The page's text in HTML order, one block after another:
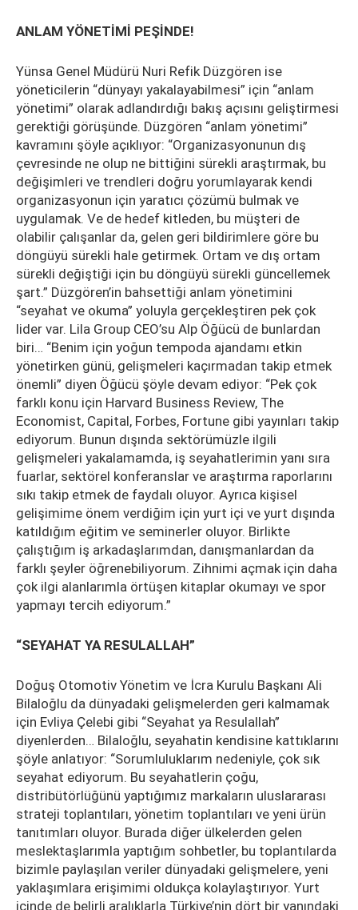
ANLAM YÖNETİMİ PEŞİNDE!
Yünsa Genel Müdürü Nuri Refik Düzgören ise
yöneticilerin “dünyayı yakalayabilmesi” için “anlam
yönetimi” olarak adlandırdığı bakış açısını geliştirmesi
gerektiği görüşünde. Düzgören “anlam yönetimi”
kavramını şöyle açıklıyor: “Organizasyonunun dış
çevresinde ne olup ne bittiğini sürekli araştırmak, bu
değişimleri ve trendleri doğru yorumlayarak kendi
organizasyonun için yaratıcı çözümü bulmak ve
uygulamak. Ve de hedef kitleden, bu müşteri de
olabilir çalışanlar da, gelen geri bildirimlere göre bu
döngüyü sürekli hale getirmek. Ortam ve dış ortam
sürekli değiştiği için bu döngüyü sürekli güncellemek
şart.” Düzgören’in bahsettiği anlam yönetimini
“seyahat ve okuma” yoluyla gerçekleştiren pek çok
lider var. Lila Group CEO’su Alp Öğücü de bunlardan
biri… “Benim için yoğun tempoda ajandamı etkin
yönetirken günü, gelişmeleri kaçırmadan takip etmek
önemli” diyen Öğücü şöyle devam ediyor: “Pek çok
farklı konu için Harvard Business Review, The
Economist, Capital, Forbes, Fortune gibi yayınları takip
ediyorum. Bunun dışında sektörümüzle ilgili
gelişmeleri yakalamamda, iş seyahatlerimin yanı sıra
fuarlar, sektörel konferanslar ve araştırma raporlarını
sıkı takip etmek de faydalı oluyor. Ayrıca kişisel
gelişimime önem verdiğim için yurt içi ve yurt dışında
katıldığım eğitim ve seminerler oluyor. Birlikte
çalıştığım iş arkadaşlarımdan, danışmanlardan da
farklı şeyler öğrenebiliyorum. Zihnimi açmak için daha
çok ilgi alanlarımla örtüşen kitaplar okumayı ve spor
yapmayı tercih ediyorum.”
“SEYAHAT YA RESULALLAH”
Doğuş Otomotiv Yönetim ve İcra Kurulu Başkanı Ali
Bilaloğlu da dünyadaki gelişmelerden geri kalmamak
için Evliya Çelebi gibi “Seyahat ya Resulallah”
diyenlerden… Bilaloğlu, seyahatin kendisine kattıklarını
şöyle anlatıyor: “Sorumluluklarım nedeniyle, çok sık
seyahat ediyorum. Bu seyahatlerin çoğu,
distribütörlüğünü yaptığımız markaların uluslararası
strateji toplantıları, yönetim toplantıları ve yeni ürün
tanıtımları oluyor. Burada diğer ülkelerden gelen
meslektaşlarımla yaptığım sohbetler, bu toplantılarda
bizimle paylaşılan veriler dünyadaki gelişmelere, yeni
yaklaşımlara erişimimi oldukça kolaylaştırıyor. Yurt
içinde de belirli aralıklarla Türkiye’nin dört bir yanındaki